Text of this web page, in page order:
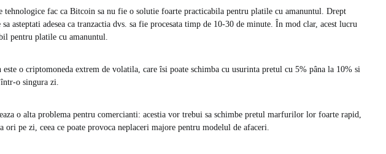
tehnologice fac ca Bitcoin sa nu fie o solutie foarte practicabila pentru platile cu amanuntul. Drept
asteptati adesea ca tranzactia dvs. sa fie procesata timp de 10-30 de minute. În mod clar, acest lucru
pentru platile cu amanuntul.
o criptomoneda extrem de volatila, care îsi poate schimba cu usurinta pretul cu 5% pâna la 10% si
o singura zi.
o alta problema pentru comercianti: acestia vor trebui sa schimbe pretul marfurilor lor foarte rapid,
ori pe zi, ceea ce poate provoca neplaceri majore pentru modelul de afaceri.